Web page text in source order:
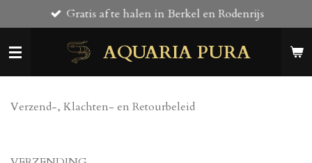
direct
naar
AQUARIA PURA
Gratis af te halen in Berkel en Rodenrijs
Verzend-, Klachten- en Retourbeleid